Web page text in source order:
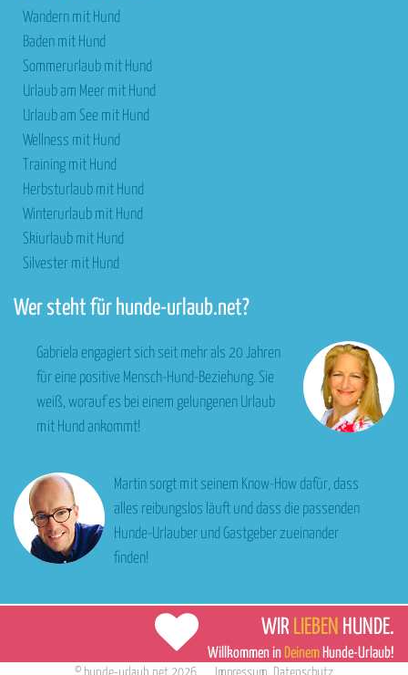
Wandern mit Hund
Baden mit Hund
Sommerurlaub mit Hund
Urlaub am Meer mit Hund
Urlaub am See mit Hund
Wellness mit Hund
Training mit Hund
Herbsturlaub mit Hund
Winterurlaub mit Hund
Skiurlaub mit Hund
Silvester mit Hund
Wer steht für hunde-urlaub.net?
Gabriela engagiert sich seit mehr als 20 Jahren
für eine positive Mensch-Hund-Beziehung. Sie
weiß, worauf es bei einem gelungenen Urlaub
mit Hund ankommt!
Martin sorgt mit seinem Know-How dafür, dass
alles reibungslos läuft und dass die passenden
Hunde-Urlauber und Gastgeber zueinander
finden!
WIR LIEBEN HUNDE.
Willkommen in Deinem Hunde-Urlaub!